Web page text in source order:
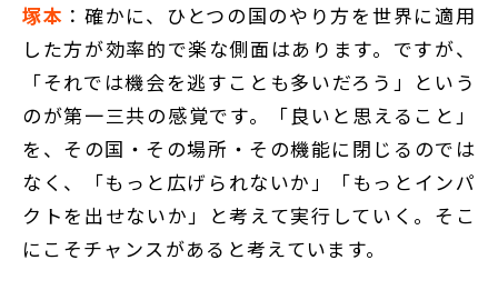
塚本 ：確かに、ひとつの国のやり方を世界に適用
した方が効率的で楽な側面はあります。ですが、
「それでは機会を逃すことも多いだろう」という
のが第一三共の感覚です。「良いと思えること」
を、その国・その場所・その機能に閉じるのでは
なく、「もっと広げられないか」「もっとインパ
クトを出せないか」と考えて実行していく。そこ
にこそチャンスがあると考えています。